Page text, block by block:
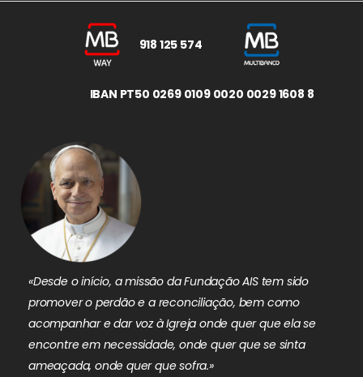
918 125 574
IBAN PT50 0269 0109 0020 0029 1608 8
«Desde o início, a missão da Fundação AIS tem sido
promover o perdão e a reconciliação, bem como
acompanhar e dar voz à Igreja onde quer que ela se
encontre em necessidade, onde quer que se sinta
ameaçada, onde quer que sofra.»